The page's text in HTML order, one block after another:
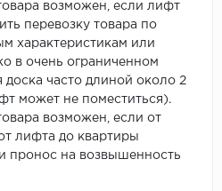
возможен, если лифт
перевозку товара по
характеристикам или
в очень ограниченном
доска часто длиной около 2
может не поместиться).
возможен, если от
лифта до квартиры
пронос на возвышенность